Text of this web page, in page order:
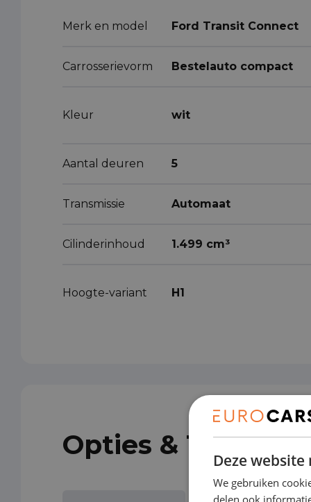
Merk en model Ford Transit Connect
Carrosserievorm Bestelauto compact
Kleur wit
Aantal deuren 5
Transmissie Automaat
Cilinderinhoud 1.499 cm³
Hoogte-variant H1
Opties & Deze
We gebruiken
delen ook